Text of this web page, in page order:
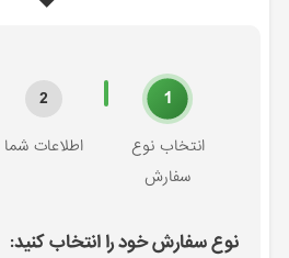
1
انتخاب نوع
سفارش
2
اطلاعات شما
نوع سفارش خود را انتخاب کنید: